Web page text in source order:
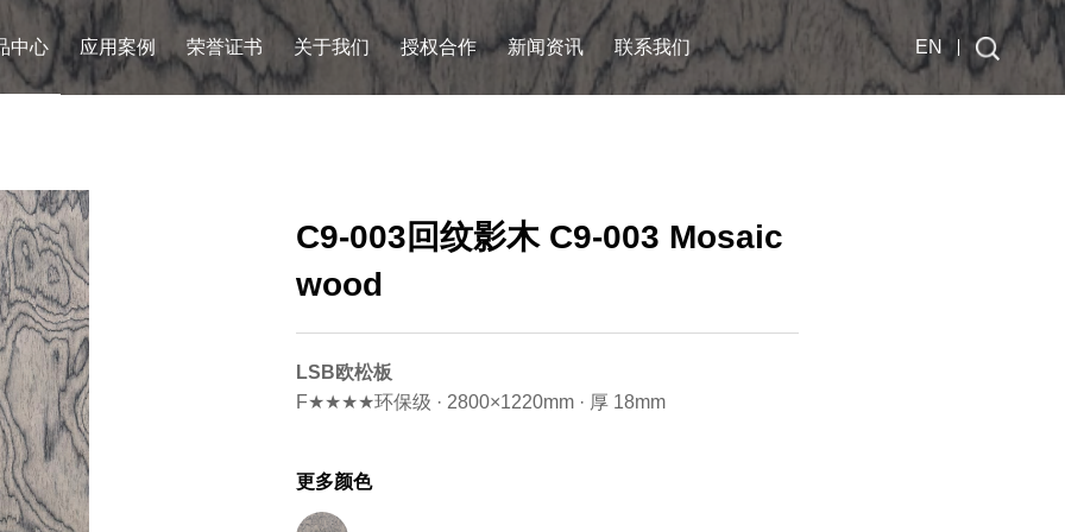
中心 应用案例 荣誉证书 关于我们 授权合作 新闻资讯 联系我们 EN
C9-003回纹影木 C9-003 Mosaic
wood
LSB欧松板
F★★★★环保级 · 2800×1220mm · 厚 18mm
更多颜色